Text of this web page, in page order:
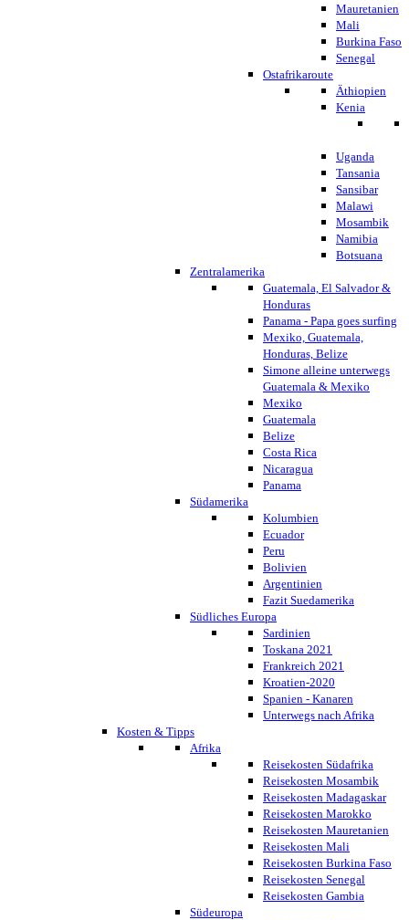
Mauretanien
Mali
Burkina Faso
Senegal
Ostafrikaroute
Äthiopien
Kenia
Uganda
Tansania
Sansibar
Malawi
Mosambik
Namibia
Botsuana
Zentralamerika
Guatemala, El Salvador &
Honduras
Panama - Papa goes surfing
Mexiko, Guatemala,
Honduras, Belize
Simone alleine unterwegs
Guatemala & Mexiko
Mexiko
Guatemala
Belize
Costa Rica
Nicaragua
Panama
Südamerika
Kolumbien
Ecuador
Peru
Bolivien
Argentinien
Fazit Suedamerika
Südliches Europa
Sardinien
Toskana 2021
Frankreich 2021
Kroatien-2020
Spanien - Kanaren
Unterwegs nach Afrika
Kosten & Tipps
Afrika
Reisekosten Südafrika
Reisekosten Mosambik
Reisekosten Madagaskar
Reisekosten Marokko
Reisekosten Mauretanien
Reisekosten Mali
Reisekosten Burkina Faso
Reisekosten Senegal
Reisekosten Gambia
Südeuropa